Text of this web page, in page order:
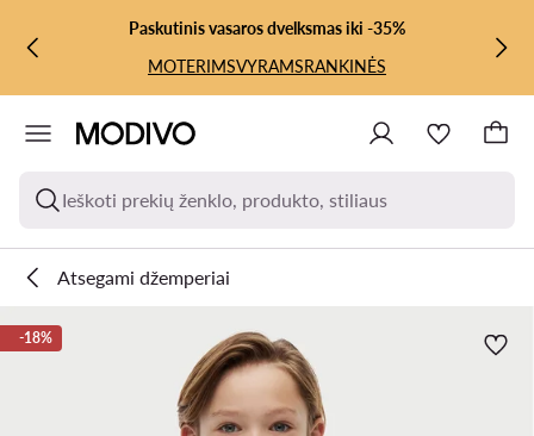
PEREITI PRIE PAGRINDINIO TURINIO
PEREITI Į PAIEŠKĄPaskutinis vasaros dvelksmas iki -35%
MOTERIMSVYRAMSRANKINĖS
Ieškoti prekių ženklo, produkto, stiliaus
Atsegami džemperiai
-18%